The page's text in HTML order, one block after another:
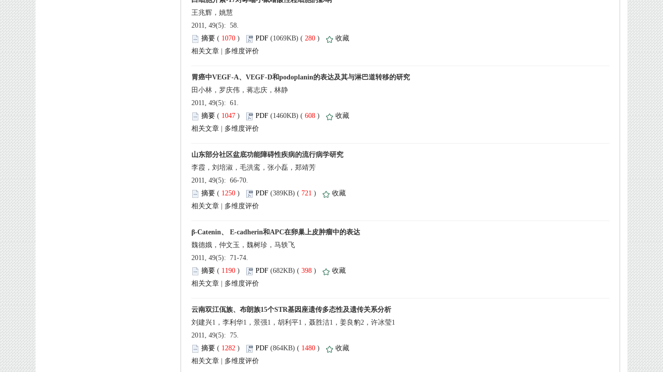
王兆辉，姚慧
2011, 49(5): 58.
(
) 280)
2011, 49(5): 61.
(
) 608)
2011, 49(5): 66-70.
(
) 721)
2011, 49(5): 71-74.
(
) 398)
2011, 49(5): 75.
(
) 1480)